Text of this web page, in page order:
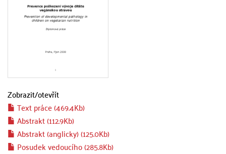
Zobrazit/otevřít
Text práce (469.4Kb)
Abstrakt (112.9Kb)
Abstrakt (anglicky) (125.0Kb)
Posudek vedoucího (285.8Kb)